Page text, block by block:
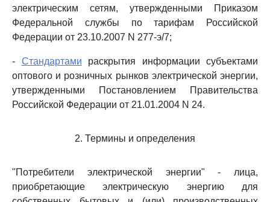
электрическим сетям, утвержденными Приказом
Федеральной службы по тарифам Российской
Федерации от 23.10.2007 N 277-э/7;
- Стандартами раскрытия информации субъектами
оптового и розничных рынков электрической энергии,
утвержденными Постановлением Правительства
Российской Федерации от 21.01.2004 N 24.
2. Термины и определения
"Потребители электрической энергии" - лица,
приобретающие электрическую энергию для